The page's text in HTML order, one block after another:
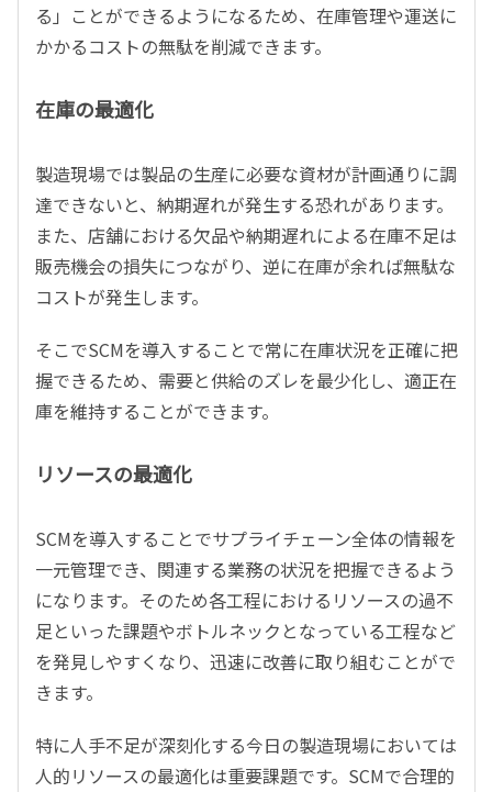
る」ことができるようになるため、在庫管理や運送に
かかるコストの無駄を削減できます。
在庫の最適化
製造現場では製品の生産に必要な資材が計画通りに調
達できないと、納期遅れが発生する恐れがあります。
また、店舗における欠品や納期遅れによる在庫不足は
販売機会の損失につながり、逆に在庫が余れば無駄な
コストが発生します。
そこでSCMを導入することで常に在庫状況を正確に把
握できるため、需要と供給のズレを最少化し、適正在
庫を維持することができます。
リソースの最適化
SCMを導入することでサプライチェーン全体の情報を
一元管理でき、関連する業務の状況を把握できるよう
になります。そのため各工程におけるリソースの過不
足といった課題やボトルネックとなっている工程など
を発見しやすくなり、迅速に改善に取り組むことがで
きます。
特に人手不足が深刻化する今日の製造現場においては
人的リソースの最適化は重要課題です。SCMで合理的